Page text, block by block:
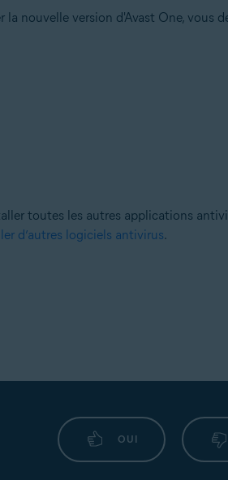
nouvelle version d'Avast One, vous
toutes les autres applications
d’autres logiciels antivirus.
OUI